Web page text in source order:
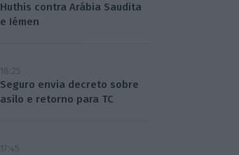
Huthis contra Arábia Saudita
e Iémen
18:25
Seguro envia decreto sobre
asilo e retorno para TC
17:45